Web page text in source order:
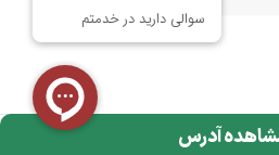
آدرس